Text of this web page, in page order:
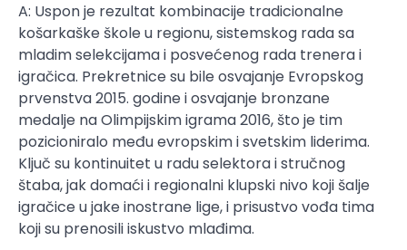
A: Uspon je rezultat kombinacije tradicionalne
košarkaške škole u regionu, sistemskog rada sa
mladim selekcijama i posvećenog rada trenera i
igračica. Prekretnice su bile osvajanje Evropskog
prvenstva 2015. godine i osvajanje bronzane
medalje na Olimpijskim igrama 2016, što je tim
pozicioniralo među evropskim i svetskim liderima.
Ključ su kontinuitet u radu selektora i stručnog
štaba, jak domaći i regionalni klupski nivo koji šalje
igračice u jake inostrane lige, i prisustvo vođa tima
koji su prenosili iskustvo mlađima.